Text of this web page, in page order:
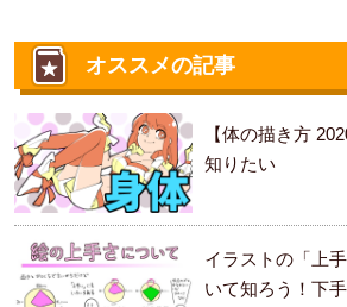
オススメの記事
【体の描き方
知りたい
イラストの「上
いて知ろう！下